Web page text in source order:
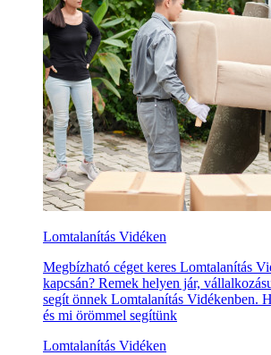
Lomtalanítás Vidéken
Megbízható céget keres Lomtalanítás
kapcsán? Remek helyen jár,
segít önnek Lomtalanítás Vidékenben.
és mi örömmel segítünk
Lomtalanítás Vidéken